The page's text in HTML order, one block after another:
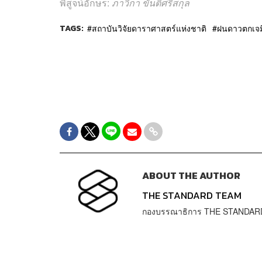
พิสูจน์อักษร: ภาวิกา ขันติศรีสกุล
TAGS: สถาบันวิจัยดาราศาสตร์แห่งชาติ ฝนดาวตกเ
ABOUT THE AUTHOR
THE STANDARD TEAM
กองบรรณาธิการ THE